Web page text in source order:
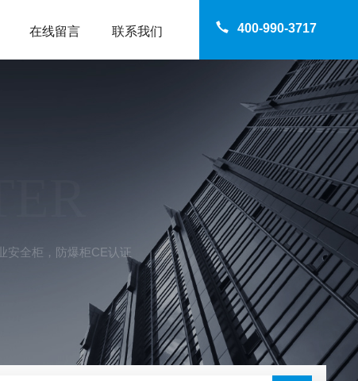
400-990-3717
在线留言 联系我们
安全柜，防爆柜CE认证